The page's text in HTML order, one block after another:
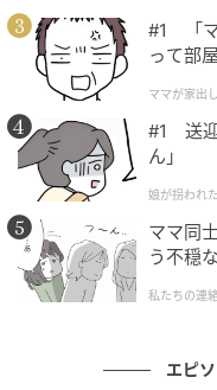
夫に電話をかけ、息
日はどうしても抜け
から行ったところで
ちました。葬儀の準
ければネットで調べ
義母が亡くなったそ
ませんでした。私は
の一切を進めたので
受けるのでしょうか
#1 「マ
って部
ママが家出
#1 送迎
ん」
娘が拐われた
ママ同
う不穏
私たちの連
エピ